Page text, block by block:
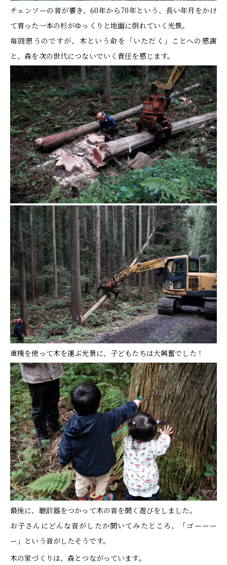
チェンソーの音が響き、60年から70年という、長い年月をかけ
て育った一本の杉がゆっくりと地面に倒れていく光景。
毎回思うのですが、木という命を「いただく」ことへの感謝
と、森を次の世代につないでいく責任を感じます。
重機を使って木を運ぶ光景に、子どもたちは大興奮でした！
最後に、聴診器をつかって木の音を聞く遊びをしました。
お子さんにどんな音がしたか聞いてみたところ、「ゴーーー
ー」という音がしたそうです。
木の家づくりは、森とつながっています。